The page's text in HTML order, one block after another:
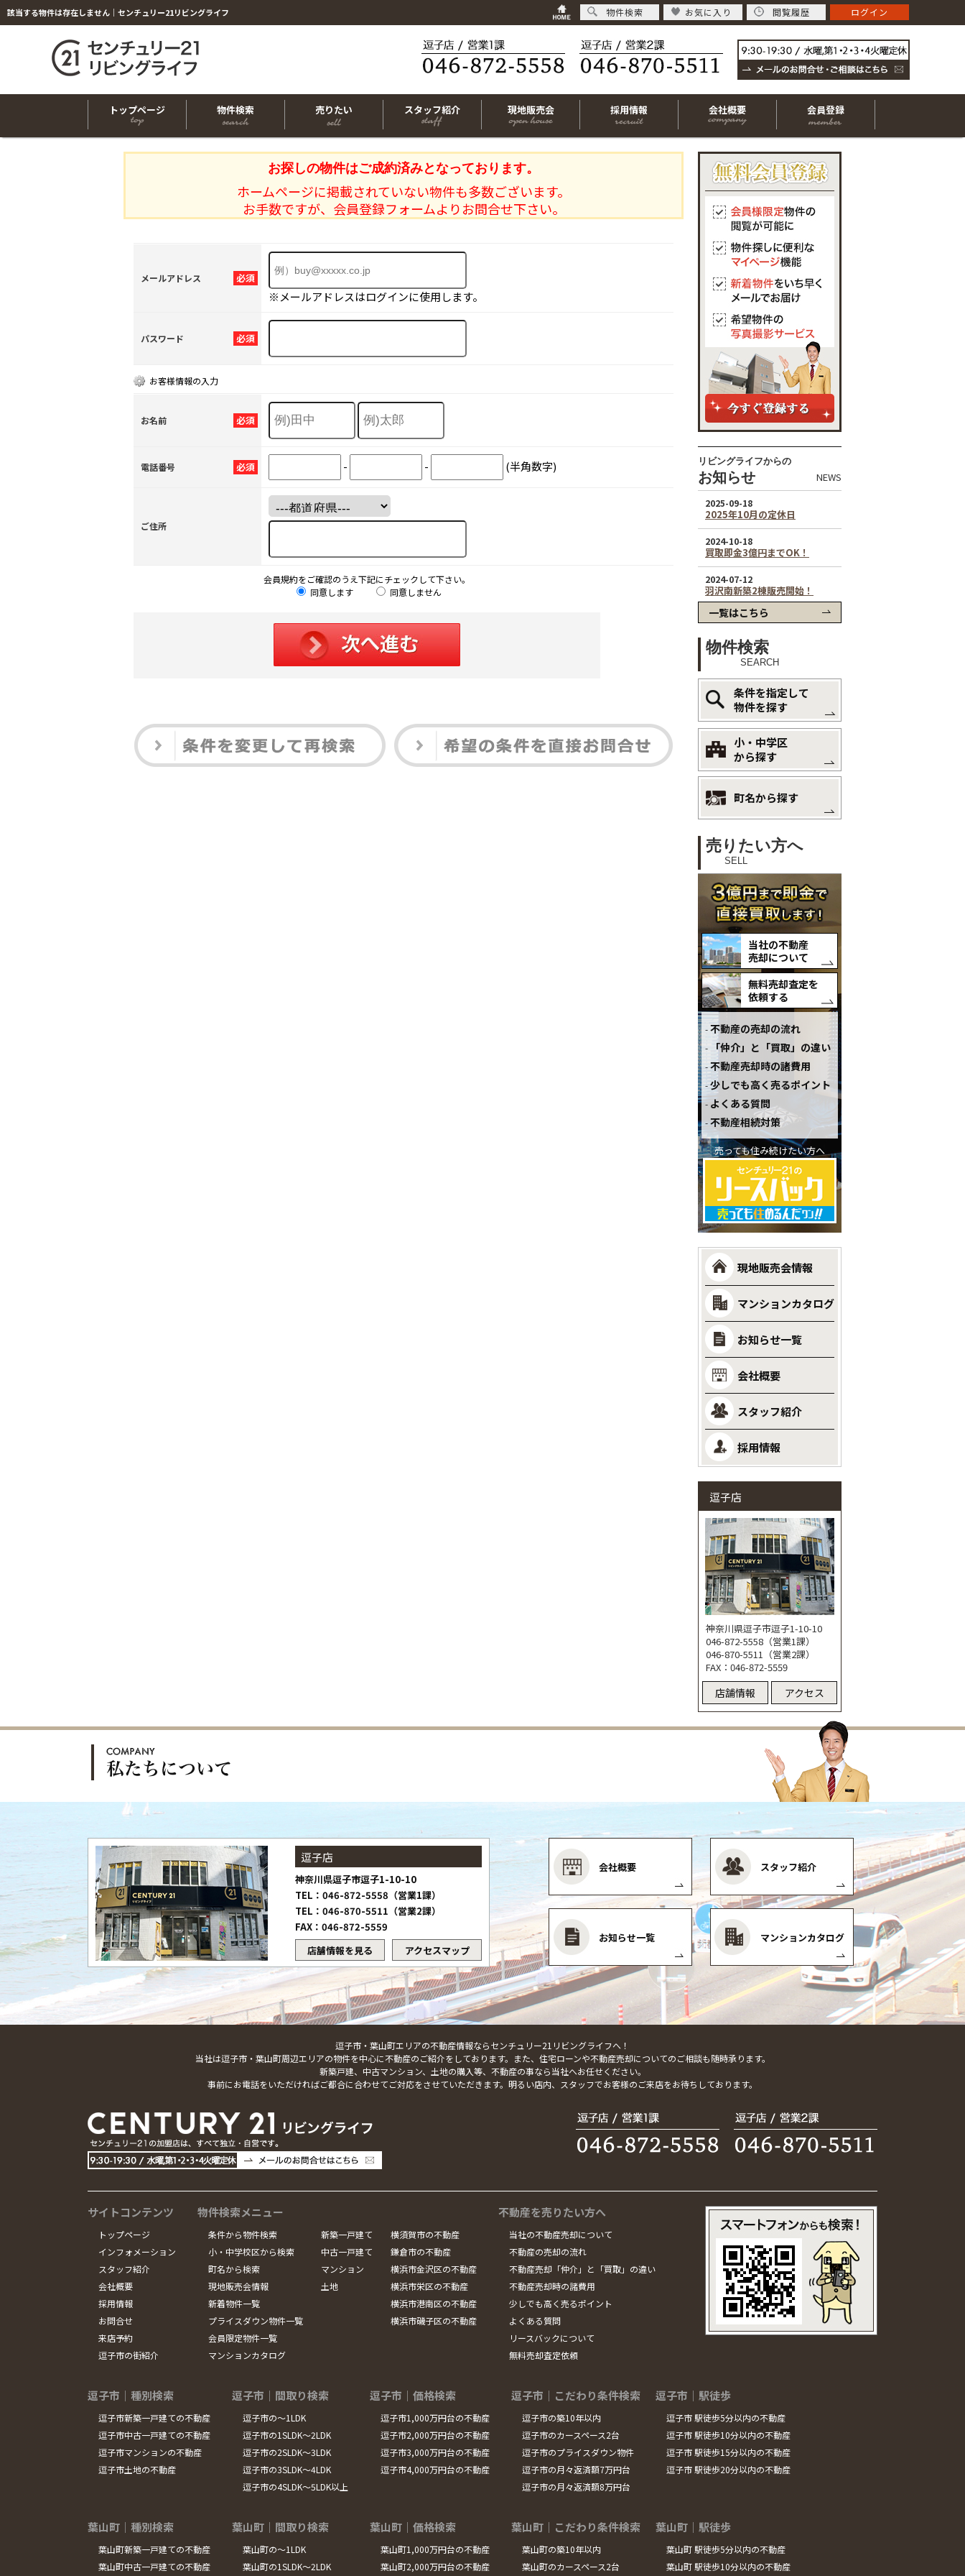
該当する物件は存在しません｜センチュリー21リビングライフ
トップページ 物件検索 売りたい スタッフ紹介 現地販売会 採用情報 会社概要 会員登録
お探しの物件はご成約済みとなっております。
ホームページに掲載されていない物件も多数ございます。
お手数ですが、会員登録フォームよりお問合せ下さい。
必須
メールアドレス
※メールアドレスはログインに使用します。
必須
パスワード
お客様情報の入力
必須
お名前
必須
電話番号 - - (半角数字)
ご住所
会員規約をご確認のうえ下記にチェックして下さい。
同意します
同意しません
リビングライフからの
お知らせ NEWS
一覧はこちら
物件検索
SEARCH
条件を指定して
物件を探す
小・中学区
から探す
町名から探す
売りたい方へ
SELL
当社の不動産
売却について
無料売却査定を
依頼する
不動産の売却の流れ
「仲介」と「買取」の違い
不動産売却時の諸費用
少しでも高く売るポイント
よくある質問
不動産相続対策
売っても住み続けたい方へ
現地販売会情報
マンションカタログ
お知らせ一覧
会社概要
スタッフ紹介
採用情報
逗子店
神奈川県逗子市逗子1-10-10
046-872-5558（営業1課）
046-870-5511（営業2課）
FAX：046-872-5559
店舗情報 アクセス
逗子店
神奈川県逗子市逗子1-10-10
TEL：046-872-5558（営業1課）
TEL：046-870-5511（営業2課）
FAX：046-872-5559
店舗情報を見る
アクセスマップ
会社概要 スタッフ紹介
お知らせ一覧 マンションカタログ
逗子市・葉山町エリアの不動産情報ならセンチュリー21リビングライフへ！
当社は逗子市・葉山町周辺エリアの物件を中心に不動産のご紹介をしております。また、住宅ローンや不動産売却についてのご相談も随時承ります。
新築戸建、中古マンション、土地の購入等、不動産の事なら当社へお任せください。
事前にお電話をいただければご都合に合わせてご対応をさせていただきます。明るい店内、スタッフでお客様のご来店をお待ちしております。
サイトコンテンツ
トップページ
インフォメーション
スタッフ紹介
会社概要
採用情報
お問合せ
来店予約
逗子市の街紹介
物件検索メニュー
条件から物件検索
小・中学校区から検索
町名から検索
現地販売会情報
新着物件一覧
プライスダウン物件一覧
会員限定物件一覧
マンションカタログ
新築一戸建て
中古一戸建て
マンション
土地
横須賀市の不動産
鎌倉市の不動産
横浜市金沢区の不動産
横浜市栄区の不動産
横浜市港南区の不動産
横浜市磯子区の不動産
不動産を売りたい方へ
当社の不動産売却について
不動産の売却の流れ
不動産売却「仲介」と「買取」の違い
不動産売却時の諸費用
少しでも高く売るポイント
よくある質問
リースバックについて
無料売却査定依頼
逗子市｜種別検索
逗子市新築一戸建ての不動産
逗子市中古一戸建ての不動産
逗子市マンションの不動産
逗子市土地の不動産
逗子市｜間取り検索
逗子市の～1LDK
逗子市の1SLDK～2LDK
逗子市の2SLDK～3LDK
逗子市の3SLDK～4LDK
逗子市の4SLDK～5LDK以上
逗子市｜価格検索
逗子市1,000万円台の不動産
逗子市2,000万円台の不動産
逗子市3,000万円台の不動産
逗子市4,000万円台の不動産
逗子市｜こだわり条件検索
逗子市の築10年以内
逗子市のカースペース2台
逗子市のプライスダウン物件
逗子市の月々返済額7万円台
逗子市の月々返済額8万円台
逗子市｜駅徒歩
逗子市 駅徒歩5分以内の不動産
逗子市 駅徒歩10分以内の不動産
逗子市 駅徒歩15分以内の不動産
逗子市 駅徒歩20分以内の不動産
葉山町｜種別検索
葉山町新築一戸建ての不動産
葉山町中古一戸建ての不動産
葉山町｜間取り検索
葉山町の～1LDK
葉山町の1SLDK～2LDK
葉山町｜価格検索
葉山町1,000万円台の不動産
葉山町2,000万円台の不動産
葉山町｜こだわり条件検索
葉山町の築10年以内
葉山町のカースペース2台
葉山町｜駅徒歩
葉山町 駅徒歩5分以内の不動産
葉山町 駅徒歩10分以内の不動産
物件検索 お気に入り 閲覧履歴 ログイン